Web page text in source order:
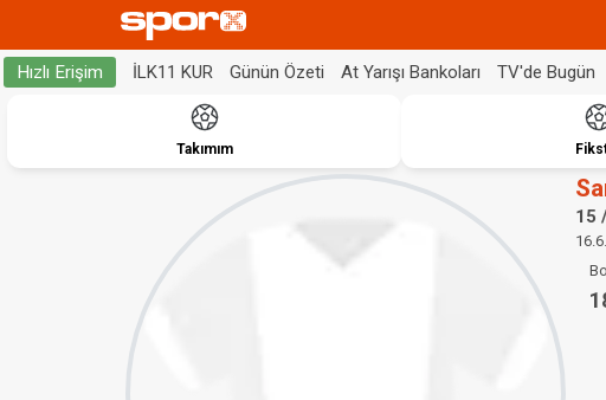
Hızlı Erişim İLK11 KUR Günün Özeti At Yarışı Bankoları TV'de Bugün
Takımım
15